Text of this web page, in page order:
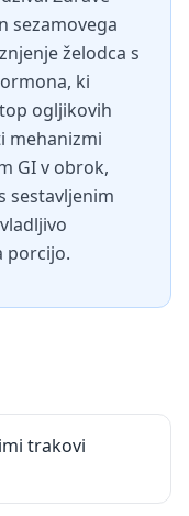
sezamovega
želodca s
ki
ogljikovih
mehanizmi
GI v obrok,
sestavljenim
porcijo.
trakovi